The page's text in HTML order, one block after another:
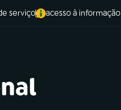
serviço acesso à informação